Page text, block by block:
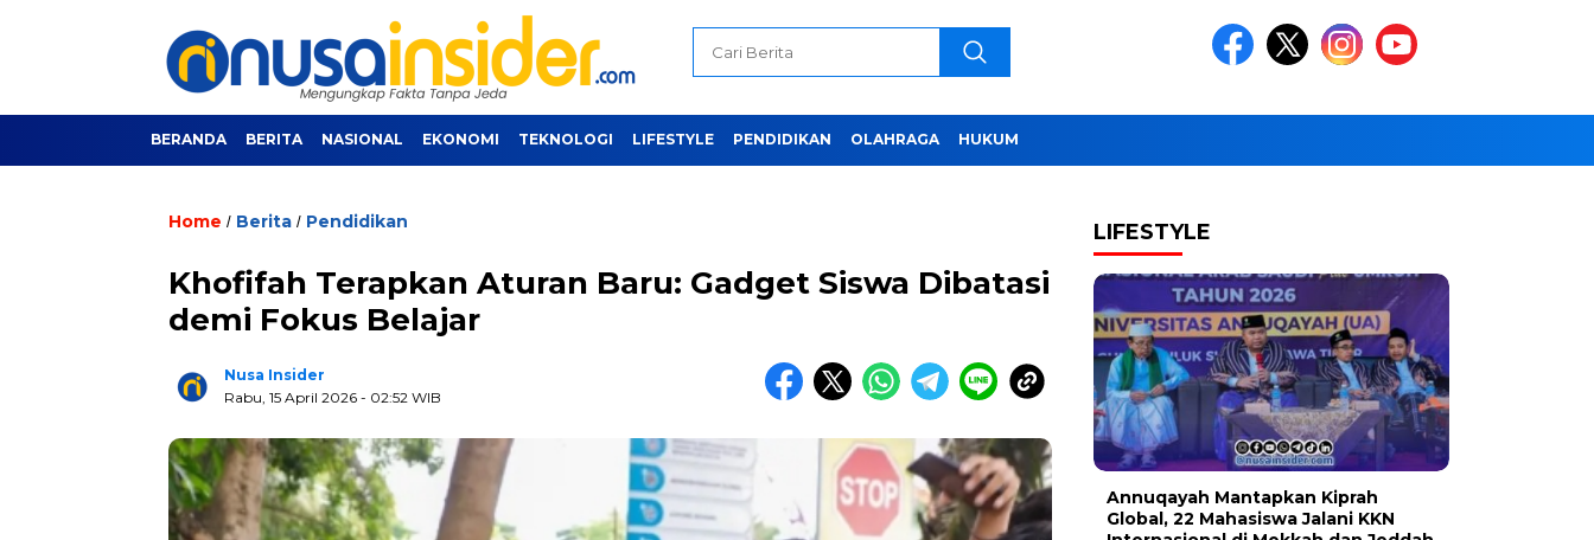
BERANDA BERITA NASIONAL EKONOMI TEKNOLOGI LIFESTYLE PENDIDIKAN OLAHRAGA HUKUM
Home / Berita / Pendidikan
Khofifah Terapkan Aturan Baru: Gadget Siswa Dibatasi
demi Fokus Belajar
Nusa Insider
Rabu, 15 April 2026 - 02:52 WIB
LIFESTYLE
Annuqayah Mantapkan Kiprah
Global, 22 Mahasiswa Jalani KKN